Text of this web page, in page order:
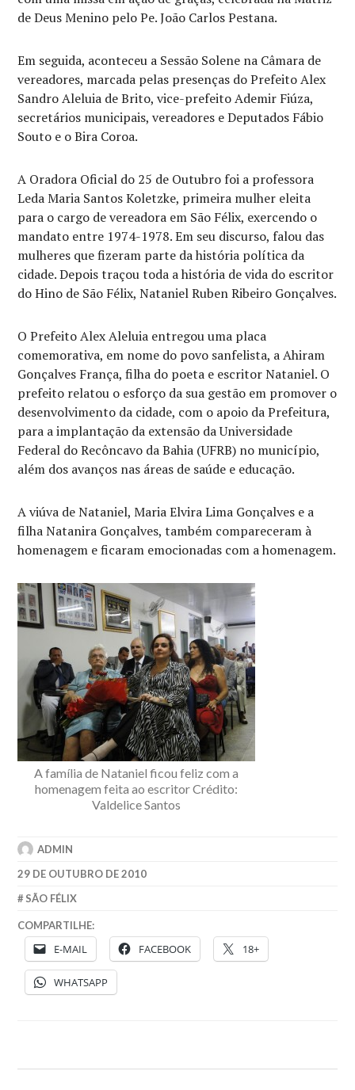
de Deus Menino pelo Pe. João Carlos Pestana.
Em seguida, aconteceu a Sessão Solene na Câmara de
vereadores, marcada pelas presenças do Prefeito Alex
Sandro Aleluia de Brito, vice-prefeito Ademir Fiúza,
secretários municipais, vereadores e Deputados Fábio
Souto e o Bira Coroa.
A Oradora Oficial do 25 de Outubro foi a professora
Leda Maria Santos Koletzke, primeira mulher eleita
para o cargo de vereadora em São Félix, exercendo o
mandato entre 1974-1978. Em seu discurso, falou das
mulheres que fizeram parte da história política da
cidade. Depois traçou toda a história de vida do escritor
do Hino de São Félix, Nataniel Ruben Ribeiro Gonçalves.
O Prefeito Alex Aleluia entregou uma placa
comemorativa, em nome do povo sanfelista, a Ahiram
Gonçalves França, filha do poeta e escritor Nataniel. O
prefeito relatou o esforço da sua gestão em promover o
desenvolvimento da cidade, com o apoio da Prefeitura,
para a implantação da extensão da Universidade
Federal do Recôncavo da Bahia (UFRB) no município,
além dos avanços nas áreas de saúde e educação.
A viúva de Nataniel, Maria Elvira Lima Gonçalves e a
filha Natanira Gonçalves, também compareceram à
homenagem e ficaram emocionadas com a homenagem.
A família de Nataniel ficou feliz com a
homenagem feita ao escritor Crédito:
Valdelice Santos
ADMIN
29 DE OUTUBRO DE 2010
SÃO FÉLIX
COMPARTILHE:
E-MAIL FACEBOOK 18+
WHATSAPP